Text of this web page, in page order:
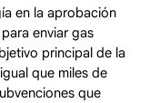
en la aprobación
enviar gas
principal de la
que miles de
que